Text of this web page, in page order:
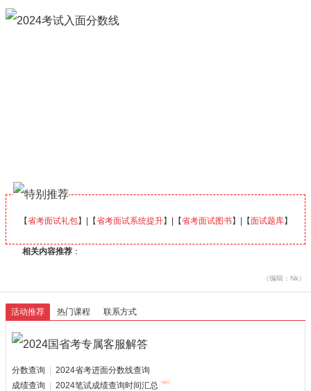
【省考面试礼包】|【省考面试系统提升】|【省考面试图书】|【面试题库】
相关内容推荐 ：
（编辑：Nk）
活动推荐 热门课程 联系方式
分数查询
2024省考进面分数线查询
成绩查询
2024笔试成绩查询时间汇总